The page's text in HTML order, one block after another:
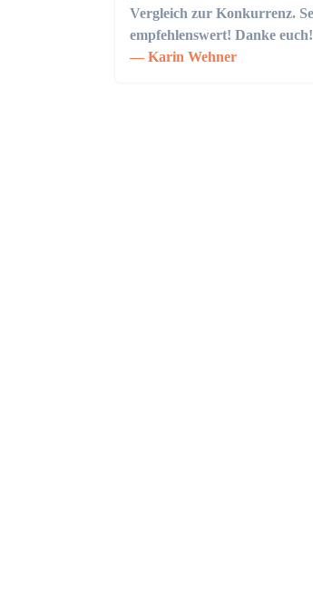
Vergleich zur Konkurrenz.
empfehlenswert! Danke euch!
Karin Wehner